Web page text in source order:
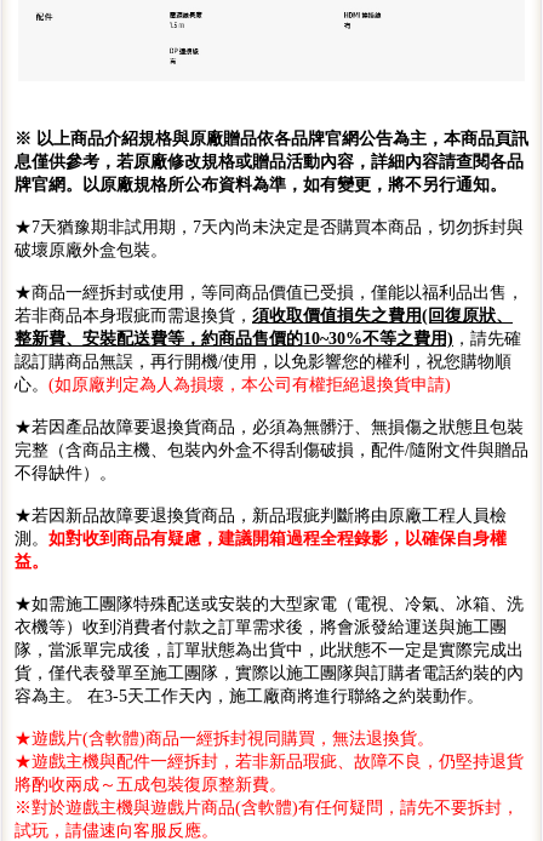
※ 以上商品介紹規格與原廠贈品依各品牌官網公告為主，本商品頁訊
息僅供參考，若原廠修改規格或贈品活動內容，詳細內容請查閱各品
牌官網。以原廠規格所公布資料為準，如有變更，將不另行通知。
★7天猶豫期非試用期，7天內尚未決定是否購買本商品，切勿拆封與
破壞原廠外盒包裝。
★商品一經拆封或使用，等同商品價值已受損，僅能以福利品出售，
若非商品本身瑕疵而需退換貨， 須收取價值損失之費用(回復原狀、
整新費、安裝配送費等，約商品售價的10~30%不等之費用) ，請先確
認訂購商品無誤，再行開機/使用，以免影響您的權利，祝您購物順
心。 (如原廠判定為人為損壞，本公司有權拒絕退換貨申請)
★若因產品故障要退換貨商品，必須為無髒汙、無損傷之狀態且包裝
完整（含商品主機、包裝內外盒不得刮傷破損，配件/隨附文件與贈品
不得缺件）。
★若因新品故障要退換貨商品，新品瑕疵判斷將由原廠工程人員檢
測。 如對收到商品有疑慮，建議開箱過程全程錄影，以確保自身權
益。
★如需施工團隊特殊配送或安裝的大型家電（電視、冷氣、冰箱、洗
衣機等）收到消費者付款之訂單需求後，將會派發給運送與施工團
隊，當派單完成後，訂單狀態為出貨中，此狀態不一定是實際完成出
貨，僅代表發單至施工團隊，實際以施工團隊與訂購者電話約裝的內
容為主。 在3-5天工作天內，施工廠商將進行聯絡之約裝動作。
★遊戲片(含軟體)商品一經拆封視同購買，無法退換貨。
★遊戲主機與配件一經拆封，若非新品瑕疵、故障不良，仍堅持退貨
將酌收兩成～五成包裝復原整新費。
※對於遊戲主機與遊戲片商品(含軟體)有任何疑問，請先不要拆封，
試玩，請儘速向客服反應。